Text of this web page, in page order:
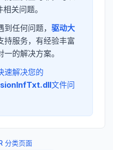
关问题。
任何问题， 驱动大
持服务，有经验丰富
的解决方案。
速解决您的
文件问
分类页面